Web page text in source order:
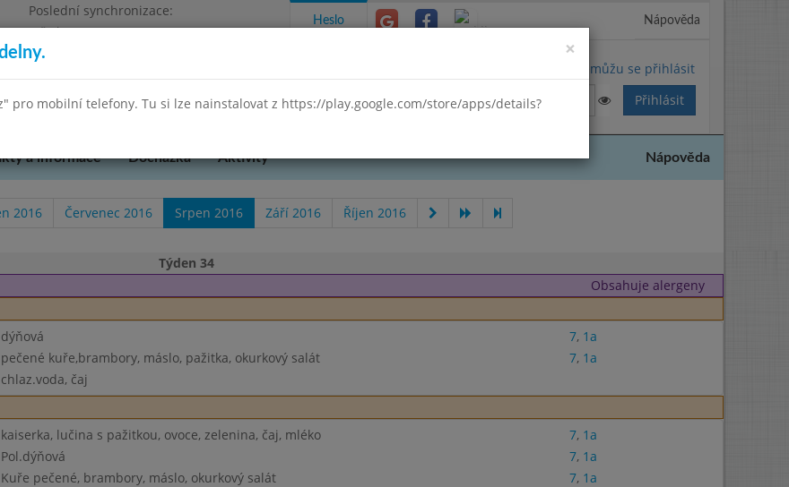
Poslední synchronizace:
Středa 29.7.2026 9:58
Omezení objednávek
3, K Lučinám 18/2500
Heslo Nápověda
Nemůžu se přihlásit
a informace Docházka Aktivity Nápověda
2016 Červenec 2016 Srpen 2016 Září 2016 Říjen 2016
Týden 34
Obsahuje alergeny
dýňová 7, 1a
pečené kuře,brambory, máslo, pažitka, okurkový salát 7, 1a
chlaz.voda, čaj
kaiserka, lučina s pažitkou, ovoce, zelenina, čaj, mléko 7, 1a
Pol.dýňová 7, 1a
Kuře pečené, brambory, máslo, okurkový salát 7, 1a
×
pro mobilní telefony. Tu si lze nainstalovat z https://play.google.com/store/apps/details?